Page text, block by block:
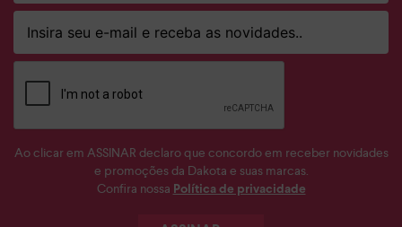
Ao clicar em ASSINAR declaro que concordo em receber novidades
e promoções da Dakota e suas marcas.
Confira nossa Política de privacidade